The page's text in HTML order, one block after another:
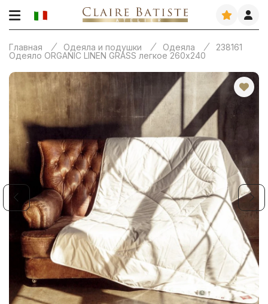
Главная Одеяла и подушки Одеяла
238161
Одеяло ORGANIC LINEN GRASS легкое 260х240